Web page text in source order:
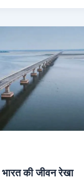
भारत की जीवन रेखा